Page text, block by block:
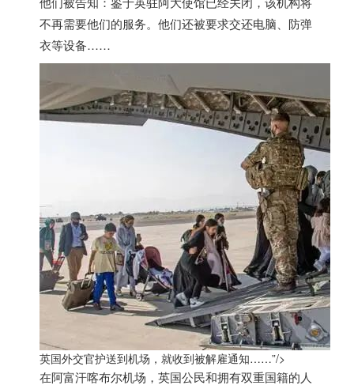
不再需要他们的服务。他们还被要求交还电脑、防弹
衣等设备……
英国外交官护送到机场，就收到被解雇通知……”/>
在阿富汗喀布尔机场， 英国公民和拥有双重国籍的人